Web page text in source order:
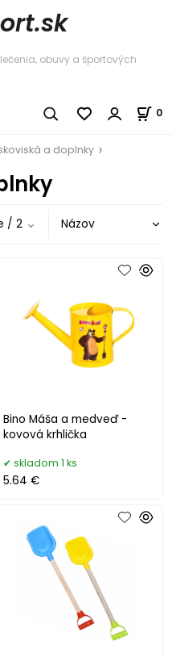
obuvy a športových
0
a doplnky
/ 2
Bino Máša a medveď -
kovová krhlička
skladom 1 ks
5.64 €